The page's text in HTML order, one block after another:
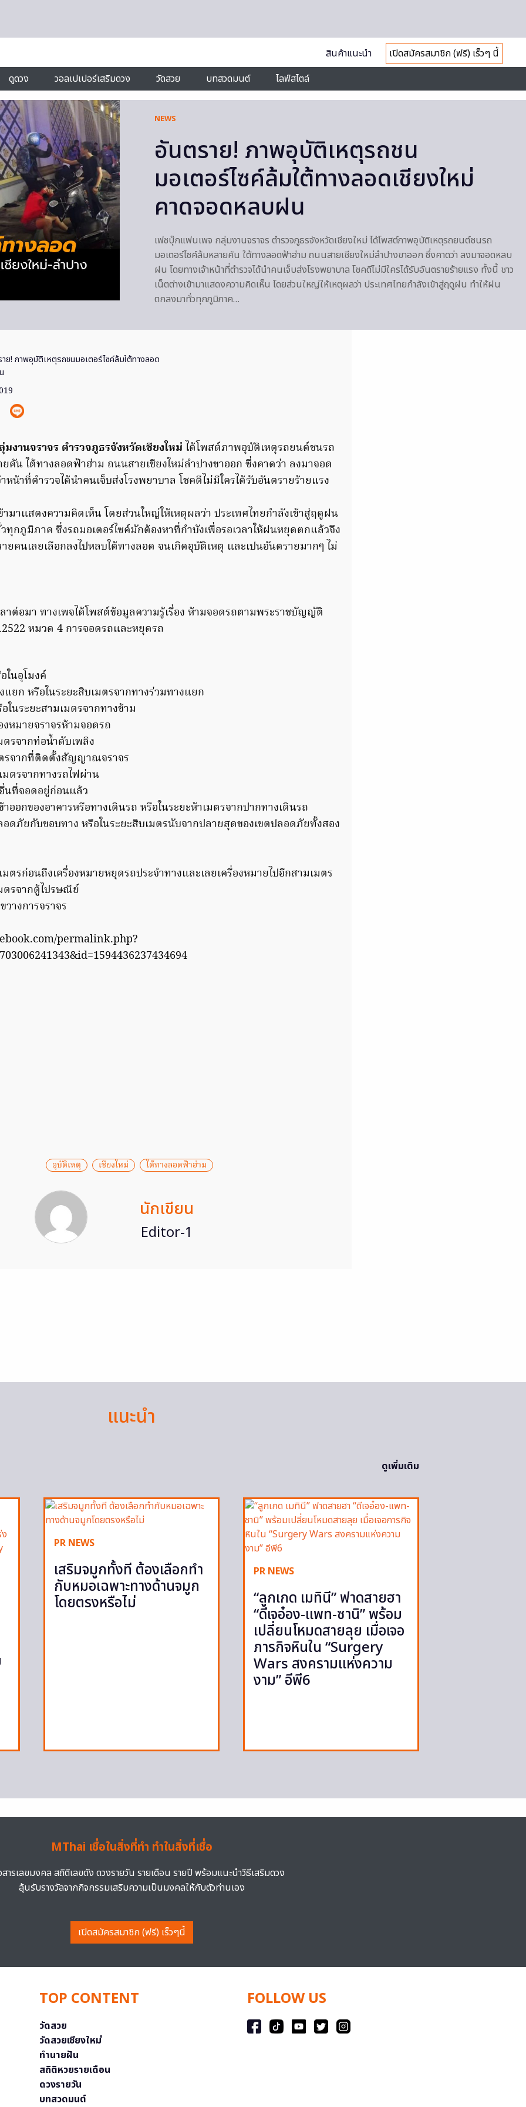
สินค้าแนะนำ
เปิดสมัครสมาชิก (ฟรี) เร็วๆ นี้
ดูดวง
วอลเปเปอร์เสริมดวง วัดสวย บทสวดมนต์ ไลฟ์สไตล์
NEWS
อันตราย! ภาพอุบัติเหตุรถชน
มอเตอร์ไซค์ล้มใต้ทางลอดเชียงใหม่
คาดจอดหลบฝน
เฟซบุ๊กแฟนเพจ กลุ่มงานจราจร ตำรวจภูธรจังหวัดเชียงใหม่ ได้โพสต์ภาพอุบัติเหตุรถยนต์ชนรถ
มอเตอร์ไซค์ล้มหลายคัน ใต้ทางลอดฟ้าฮ่าม ถนนสายเชียงใหม่ลำปางขาออก ซึ่งคาดว่า ลงมาจอดหลบ
ฝน โดยทางเจ้าหน้าที่ตำรวจได้นำคนเจ็บส่งโรงพยาบาล โชคดีไม่มีใครได้รับอันตรายร้ายแรง ทั้งนี้ ชาว
เน็ตต่างเข้ามาแสดงความคิดเห็น โดยส่วนใหญ่ให้เหตุผลว่า ประเทศไทยกำลังเข้าสู่ฤดูฝน ทำให้ฝน
ตกลงมาทั่วทุกภูมิภาค…
ย! ภาพอุบัติเหตุรถชนมอเตอร์ไซค์ล้มใต้ทางลอด
มงานจราจร ตำรวจภูธรจังหวัดเชียงใหม่ ได้โพสต์ภาพอุบัติเหตุรถยนต์ชนรถ
คัน ใต้ทางลอดฟ้าฮ่าม ถนนสายเชียงใหม่ลำปางขาออก ซึ่งคาดว่า ลงมาจอด
น้าที่ตำรวจได้นำคนเจ็บส่งโรงพยาบาล โชคดีไม่มีใครได้รับอันตรายร้ายแรง
ามาแสดงความคิดเห็น โดยส่วนใหญ่ให้เหตุผลว่า ประเทศไทยกำลังเข้าสู่ฤดูฝน
กภูมิภาค ซึ่งรถมอเตอร์ไซค์มักต้องหาที่กำบังเพื่อรอเวลาให้ฝนหยุดตกแล้วจึง
ยคนเลยเลือกลงไปหลบใต้ทางลอด จนเกิดอุบัติเหตุ และเปนอันตรายมากๆ ไม่
ลาต่อมา ทางเพจได้โพสต์ข้อมูลความรู้เรื่อง ห้ามจอดรถตามพระราชบัญญัติ
หมวด 4 การจอดรถและหยุดรถ
นอุโมงค์
แยก หรือในระยะสิบเมตรจากทางร่วมทางแยก
ในระยะสามเมตรจากทางข้าม
งหมายจราจรห้ามจอดรถ
ตรจากท่อน้ำดับเพลิง
รจากที่ติดตั้งสัญญาณจราจร
มตรจากทางรถไฟผ่าน
นที่จอดอยู่ก่อนแล้ว
าออกของอาคารหรือทางเดินรถ หรือในระยะห้าเมตรจากปากทางเดินรถ
อดภัยกับขอบทาง หรือในระยะสิบเมตรนับจากปลายสุดของเขตปลอดภัยทั้งสอง
มตรก่อนถึงเครื่องหมายหยุดรถประจำทางและเลยเครื่องหมายไปอีกสามเมตร
ตรจากตู้ไปรษณีย์
างการจราจร
permalink.php?
อุบัติเหตุ เชียงใหม่ ใต้ทางลอดฟ้าฮ่าม
นักเขียน
Editor-1
แนะนำ
ดูเพิ่มเติม
PR NEWS
เสริมจมูกทั้งที ต้องเลือกทำ
กับหมอเฉพาะทางด้านจมูก
โดยตรงหรือไม่
PR NEWS
“ลูกเกด เมทินี” ฟาดสายฮา
“ดีเจอ๋อง-แพท-ซานิ” พร้อม
เปลี่ยนโหมดสายลุย เมื่อเจอ
ภารกิจหินใน “Surgery
Wars สงครามแห่งความ
งาม” อีพี6
MThai เชื่อในสิ่งที่ทำ ทำในสิ่งที่เชื่อ
สารเลขมงคล สถิติเลขดัง ดวงรายวัน รายเดือน รายปี พร้อมแนะนำวิธีเสริมดวง
ลุ้นรับรางวัลจากกิจกรรมเสริมความเป็นมงคลให้กับตัวท่านเอง
เปิดสมัครสมาชิก (ฟรี) เร็วๆนี้
TOP CONTENT
วัดสวย
วัดสวยเชียงใหม่
ทำนายฝัน
สถิติหวยรายเดือน
ดวงรายวัน
บทสวดมนต์
FOLLOW US